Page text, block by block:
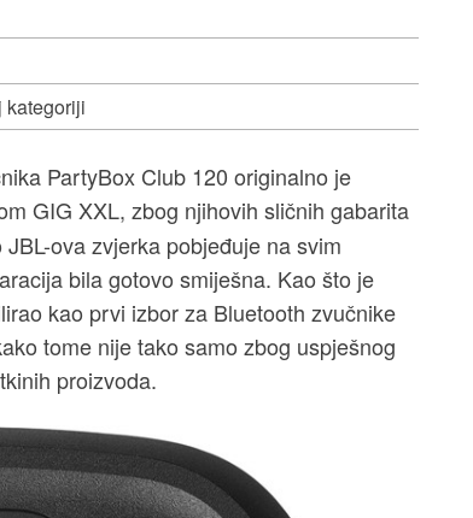
kategoriji
PartyBox Club 120 originalno je
GIG XXL, zbog njihovih sličnih gabarita
ova zvjerka pobjeđuje na svim
bila gotovo smiješna. Kao što je
kao prvi izbor za Bluetooth zvučnike
tome nije tako samo zbog uspješnog
proizvoda.